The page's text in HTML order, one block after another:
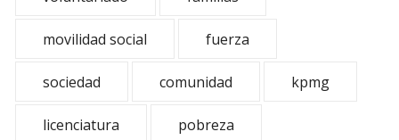
movilidad social fuerza
sociedad comunidad kpmg
licenciatura pobreza